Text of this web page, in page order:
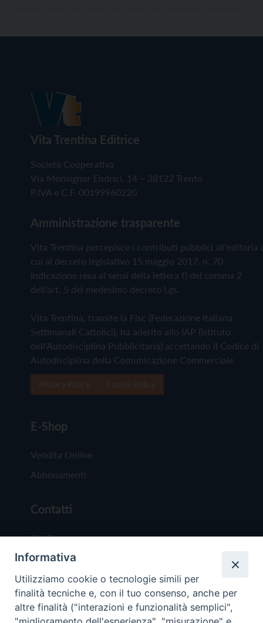
Vita Trentina Editrice
Società Cooperativa
Via Monsignor Endrici, 14 – 38122 Trento
P.IVA e C.F. 00199960220
Amministrazione trasparente
Vita Trentina percepisce i contributi pubblici all'editoria
cui al decreto legislativo 15 maggio 2017, n. 70.
Indicazione resa ai sensi della lettera f) del comma 2
dell'art. 5 del medesimo decreto Lgs.
Vita Trentina, tramite la Fisc (Federazione Italiana
Settimanali Cattolici), ha aderito allo IAP (Istituto
dell'Autodisciplina Pubblicitaria) accettando il Codice di
Autodisciplina della Comunicazione Commerciale
E-Shop
Vendita Online
Abbonamenti
Contatti
Chi Siamo
Redazione
Scrivici
Informativa
Utilizziamo cookie o tecnologie simili per
finalità tecniche e, con il tuo consenso, anche per
altre finalità ("interazioni e funzionalità semplici",